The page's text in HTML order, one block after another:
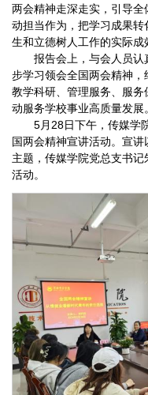
两会精神走深走实，引导
动担当作为，把学习成果
生和立德树人工作的实际成
报告会上，与会人员
步学习领会全国两会精神
教学科研、管理服务、服
动服务学校事业高质量发展
5月28日下午，传媒学
国两会精神宣讲活动。宣讲
主题，传媒学院党总支书
活动。